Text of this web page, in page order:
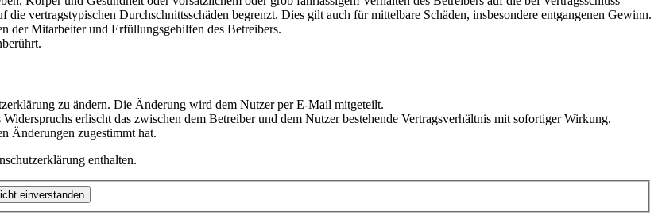
vertragstypischen Durchschnittsschäden begrenzt. Dies gilt auch für mittelbare Schäden, insbesondere entgangenen Gewinn.
der Mitarbeiter und Erfüllungsgehilfen des Betreibers.
zu ändern. Die Änderung wird dem Nutzer per E-Mail mitgeteilt.
erlischt das zwischen dem Betreiber und dem Nutzer bestehende Vertragsverhältnis mit sofortiger Wirkung.
Änderungen zugestimmt hat.
enthalten.